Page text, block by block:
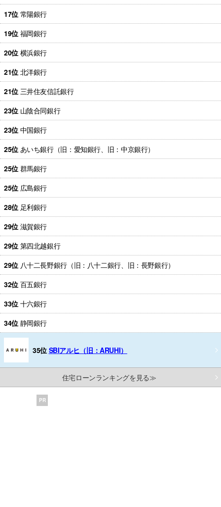
17位 常陽銀行
19位 福岡銀行
20位 横浜銀行
21位 北洋銀行
21位 三井住友信託銀行
23位 山陰合同銀行
23位 中国銀行
25位 あいち銀行（旧：愛知銀行、旧：中京銀行）
25位 群馬銀行
25位 広島銀行
28位 足利銀行
29位 滋賀銀行
29位 第四北越銀行
29位 八十二長野銀行（旧：八十二銀行、旧：長野銀行）
32位 百五銀行
33位 十六銀行
34位 静岡銀行
35位 SBIアルヒ（旧：ARUHI）
住宅ローンランキングを見る≫
PR